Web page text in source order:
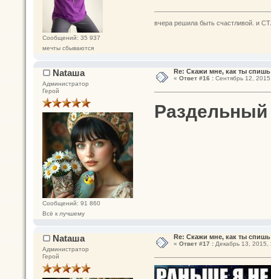
Сообщений: 35 937
мечты сбываются
вчера решила быть счастливой. и
Nataшa
Администратор
Герой
Сообщений: 91 860
Всё к лучшему
Re: Скажи мне, как ты спишь
« Ответ #16 :Сентябрь 12,
Раздельный
Nataшa
Администратор
Герой
Re: Скажи мне, как ты спишь
« Ответ #17 :Декабрь 13, 2015,